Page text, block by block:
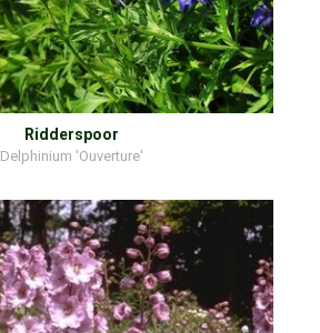
Ridderspoor
Delphinium 'Ouverture'